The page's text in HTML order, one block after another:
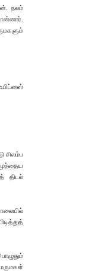
நலம்
சிலம்ப
திடல்